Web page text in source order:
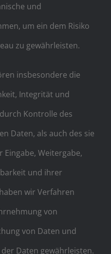
und
um ein dem Risiko
zu gewährleisten.
insbesondere die
Integrität und
Kontrolle des
Daten, als auch des sie
Weitergabe,
und ihrer
wir Verfahren
von
von Daten und
Daten gewährleisten.